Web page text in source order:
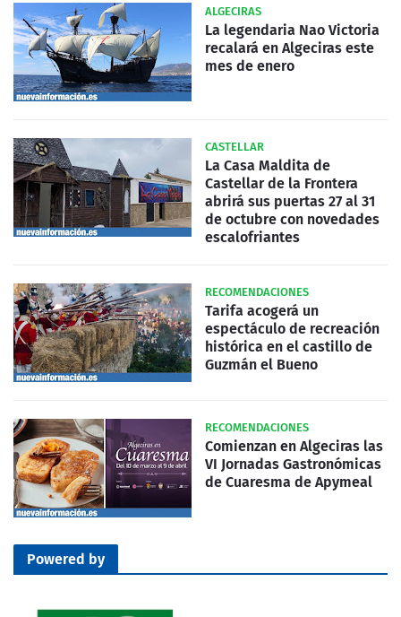
ALGECIRAS
La legendaria Nao Victoria
recalará en Algeciras este
mes de enero
CASTELLAR
La Casa Maldita de
Castellar de la Frontera
abrirá sus puertas 27 al 31
de octubre con novedades
escalofriantes
RECOMENDACIONES
Tarifa acogerá un
espectáculo de recreación
histórica en el castillo de
Guzmán el Bueno
RECOMENDACIONES
Comienzan en Algeciras las
VI Jornadas Gastronómicas
de Cuaresma de Apymeal
Powered by